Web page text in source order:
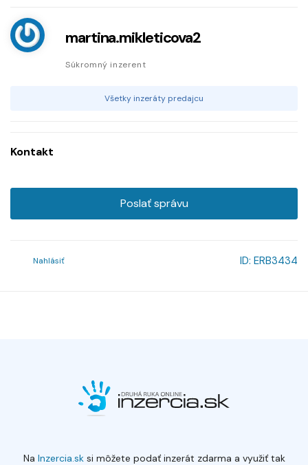
martina.mikleticova2
Súkromný inzerent
Všetky inzeráty predajcu
Kontakt
Poslať správu
Nahlásiť ID: ERB3434
Na Inzercia.sksi môžete podať inzerát zdarma a využiť tak